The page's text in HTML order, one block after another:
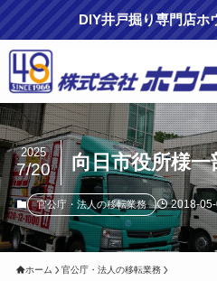
DIY井戸掘り専門店ホ
向日市役所様
2025
7/20
官公庁・法人の移転業務 2018-
ホーム 官公庁・法人の移転業務